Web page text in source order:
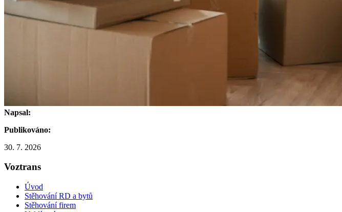
Napsal:
Publikováno:
30. 7. 2026
Voztrans
Úvod
Stěhování RD a bytů
Stěhování firem